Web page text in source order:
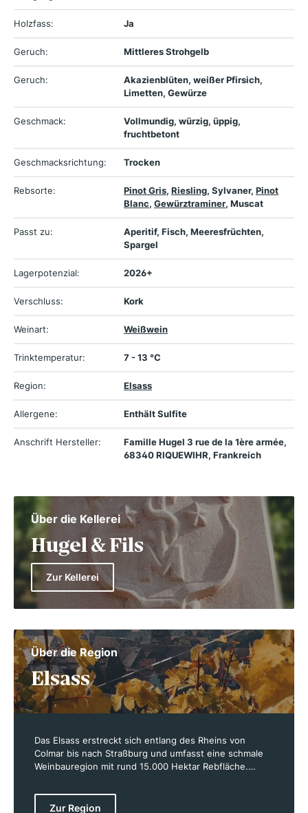
Holzfass: Ja
Geruch: Mittleres Strohgelb
Geruch:
Akazienblüten, weißer Pfirsich,
Limetten, Gewürze
Geschmack:
Vollmundig, würzig, üppig,
fruchtbetont
Geschmacksrichtung: Trocken
Rebsorte: Pinot Gris, Riesling, Sylvaner, Pinot
Blanc, Gewürztraminer, Muscat
Passt zu:
Aperitif, Fisch, Meeresfrüchten,
Spargel
Lagerpotenzial: 2026+
Verschluss: Kork
Weinart: Weißwein
Trinktemperatur: 7 - 13 °C
Region: Elsass
Allergene: Enthält Sulfite
Anschrift Hersteller:
Famille Hugel 3 rue de la 1ère armée,
68340 RIQUEWIHR, Frankreich
Über die Kellerei
Hugel & Fils
Zur Kellerei
Über die Region
Elsass
Das Elsass erstreckt sich entlang des Rheins von
Colmar bis nach Straßburg und umfasst eine schmale
Weinbauregion mit rund 15.000 Hektar Rebfläche.
Regen abschirmen, bietet das Elsass ein regenarmes
Klima mit warmen Sommern und milden Wintern. Diese
Zur Region